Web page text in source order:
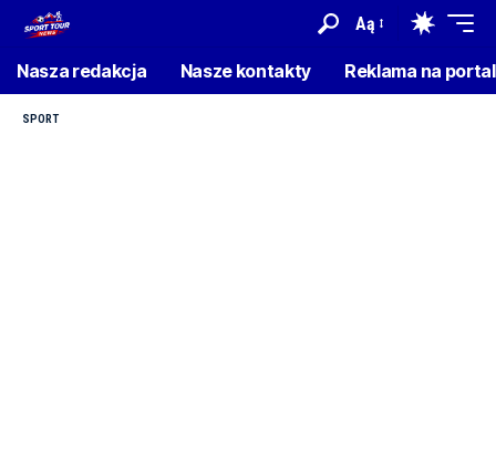
Aą
Nasza redakcja Nasze kontakty Reklama na
SPORT